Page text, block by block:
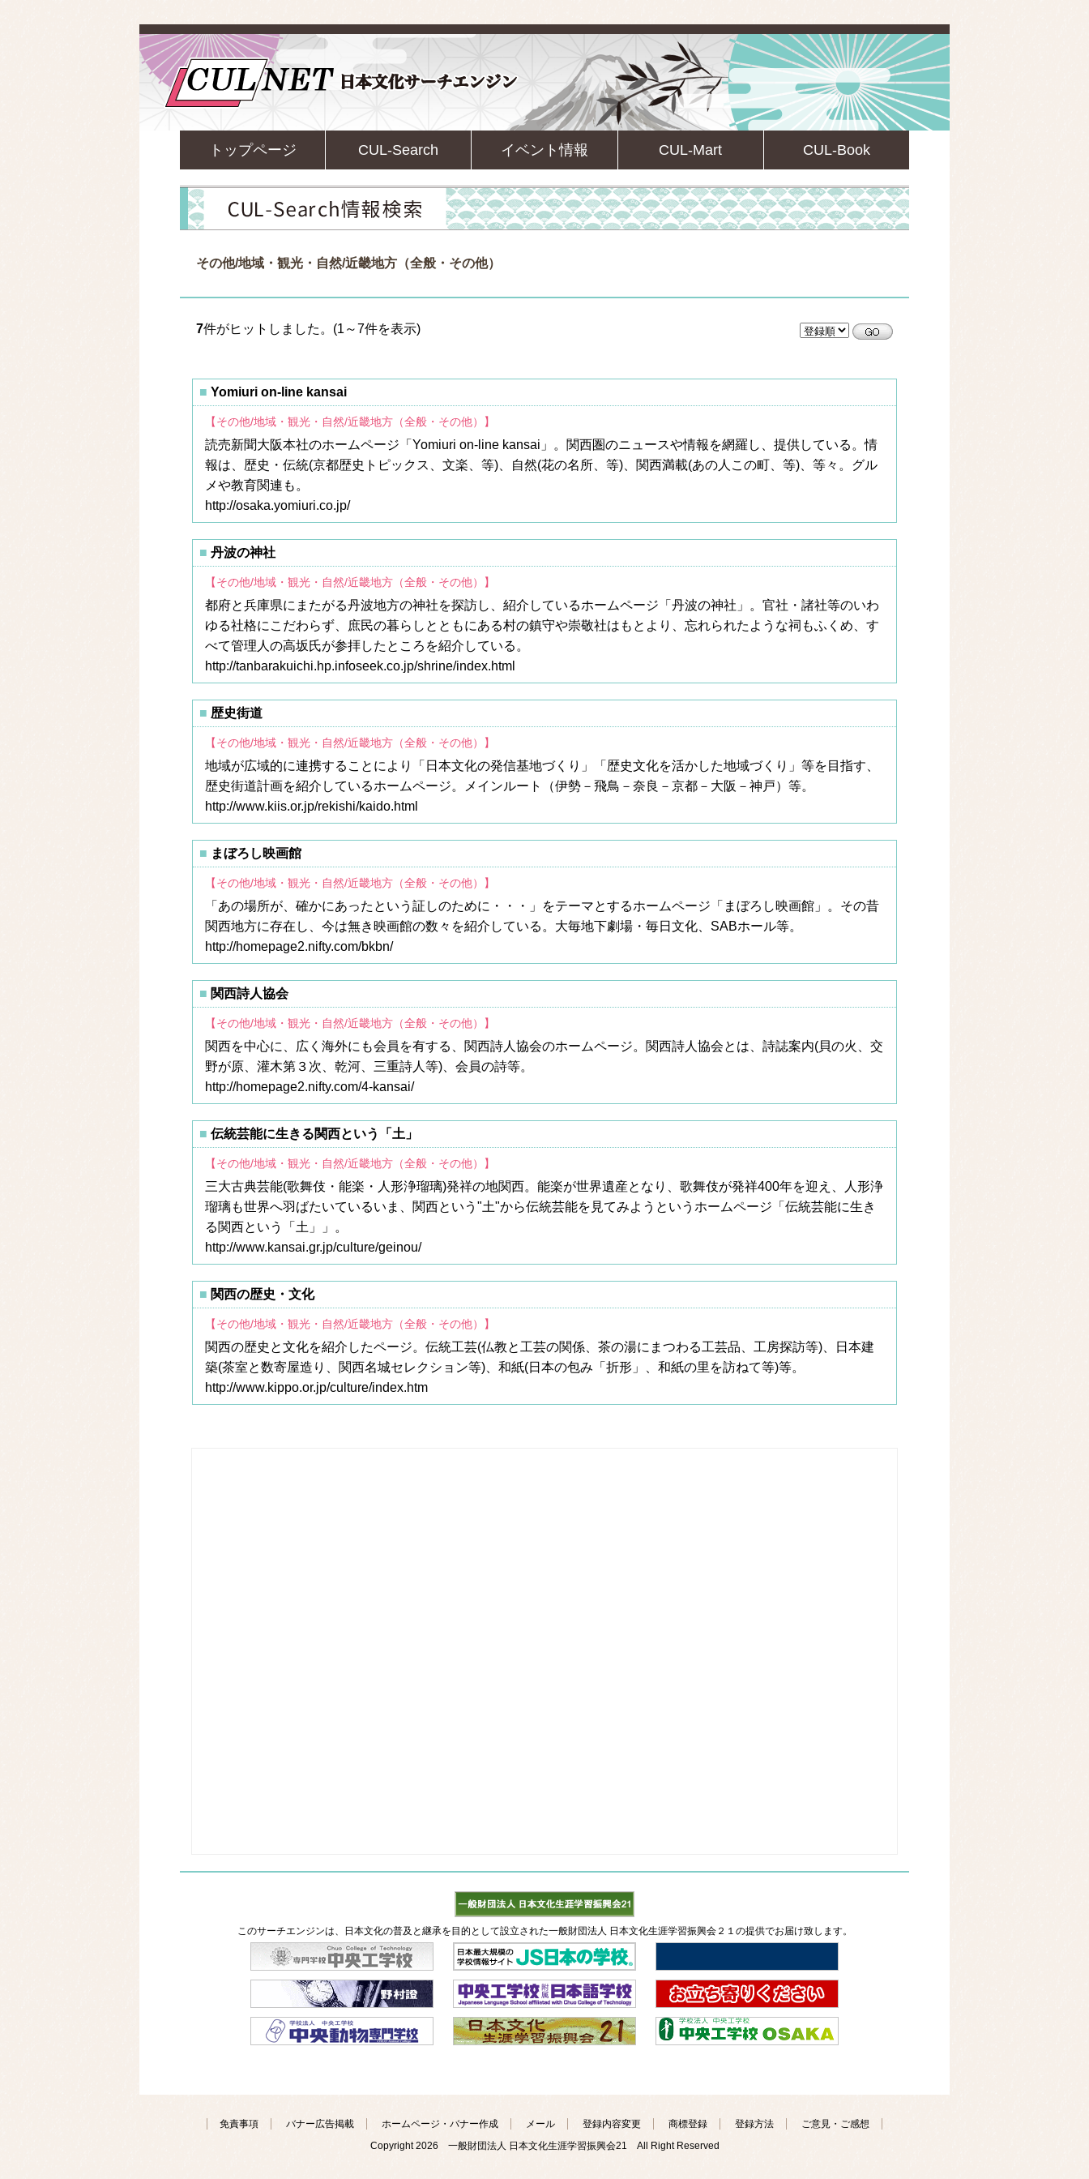
トップページ CUL-Search イベント情報 CUL-Mart CUL-Book
その他/地域・観光・自然/近畿地方（全般・その他）
7件がヒットしました。(1～7件を表示)
Yomiuri on-line kansai
【その他/地域・観光・自然/近畿地方（全般・その他）】
読売新聞大阪本社のホームページ「Yomiuri on-line kansai」。関西圏のニュースや情報を網羅し、提供している。情
報は、歴史・伝統(京都歴史トピックス、文楽、等)、自然(花の名所、等)、関西満載(あの人この町、等)、等々。グル
メや教育関連も。
http://osaka.yomiuri.co.jp/
丹波の神社
【その他/地域・観光・自然/近畿地方（全般・その他）】
都府と兵庫県にまたがる丹波地方の神社を探訪し、紹介しているホームページ「丹波の神社」。官社・諸社等のいわ
ゆる社格にこだわらず、庶民の暮らしとともにある村の鎮守や崇敬社はもとより、忘れられたような祠もふくめ、す
べて管理人の高坂氏が参拝したところを紹介している。
http://tanbarakuichi.hp.infoseek.co.jp/shrine/index.html
歴史街道
【その他/地域・観光・自然/近畿地方（全般・その他）】
地域が広域的に連携することにより「日本文化の発信基地づくり」「歴史文化を活かした地域づくり」等を目指す、
歴史街道計画を紹介しているホームページ。メインルート（伊勢－飛鳥－奈良－京都－大阪－神戸）等。
http://www.kiis.or.jp/rekishi/kaido.html
まぼろし映画館
【その他/地域・観光・自然/近畿地方（全般・その他）】
「あの場所が、確かにあったという証しのために・・・」をテーマとするホームページ「まぼろし映画館」。その昔
関西地方に存在し、今は無き映画館の数々を紹介している。大毎地下劇場・毎日文化、SABホール等。
http://homepage2.nifty.com/bkbn/
関西詩人協会
【その他/地域・観光・自然/近畿地方（全般・その他）】
関西を中心に、広く海外にも会員を有する、関西詩人協会のホームページ。関西詩人協会とは、詩誌案内(貝の火、交
野が原、灌木第３次、乾河、三重詩人等)、会員の詩等。
http://homepage2.nifty.com/4-kansai/
伝統芸能に生きる関西という「土」
【その他/地域・観光・自然/近畿地方（全般・その他）】
三大古典芸能(歌舞伎・能楽・人形浄瑠璃)発祥の地関西。能楽が世界遺産となり、歌舞伎が発祥400年を迎え、人形浄
瑠璃も世界へ羽ばたいているいま、関西という"土"から伝統芸能を見てみようというホームページ「伝統芸能に生き
る関西という「土」」。
http://www.kansai.gr.jp/culture/geinou/
関西の歴史・文化
【その他/地域・観光・自然/近畿地方（全般・その他）】
関西の歴史と文化を紹介したページ。伝統工芸(仏教と工芸の関係、茶の湯にまつわる工芸品、工房探訪等)、日本建
築(茶室と数寄屋造り、関西名城セレクション等)、和紙(日本の包み「折形」、和紙の里を訪ねて等)等。
http://www.kippo.or.jp/culture/index.htm
このサーチエンジンは、日本文化の普及と継承を目的として設立された一般財団法人 日本文化生涯学習振興会２１の提供でお届け致します。
免責事項 バナー広告掲載 ホームページ・バナー作成 メール 登録内容変更 商標登録 登録方法
ご意見・ご感想
Copyright2026 一般財団法人 日本文化生涯学習振興会21 All Right Reserved